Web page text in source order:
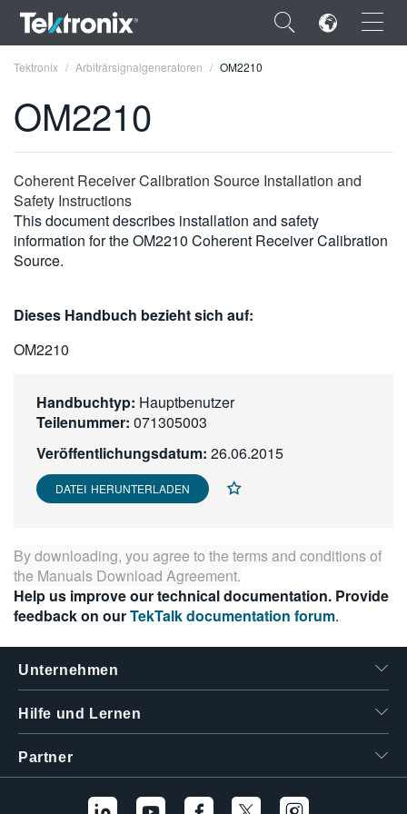
×
ENGLISH
FRANÇAIS
DEUTSCH
简体中文
日本語
繁體中文
Tektronix Arbiträrsignalgeneratoren OM2210
OM2210
Coherent Receiver Calibration Source Installation and
Safety Instructions
This document describes installation and safety
information for the OM2210 Coherent Receiver Calibration
Source.
Dieses Handbuch bezieht sich auf:
OM2210
Handbuchtyp: Hauptbenutzer
Teilenummer: 071305003
Veröffentlichungsdatum: 26.06.2015
DATEI HERUNTERLADEN
By downloading, you agree to the terms and conditions of
the Manuals Download Agreement.
Help us improve our technical documentation. Provide
feedback on ourTekTalk documentation forum.
Unternehmen
Hilfe und Lernen
Partner